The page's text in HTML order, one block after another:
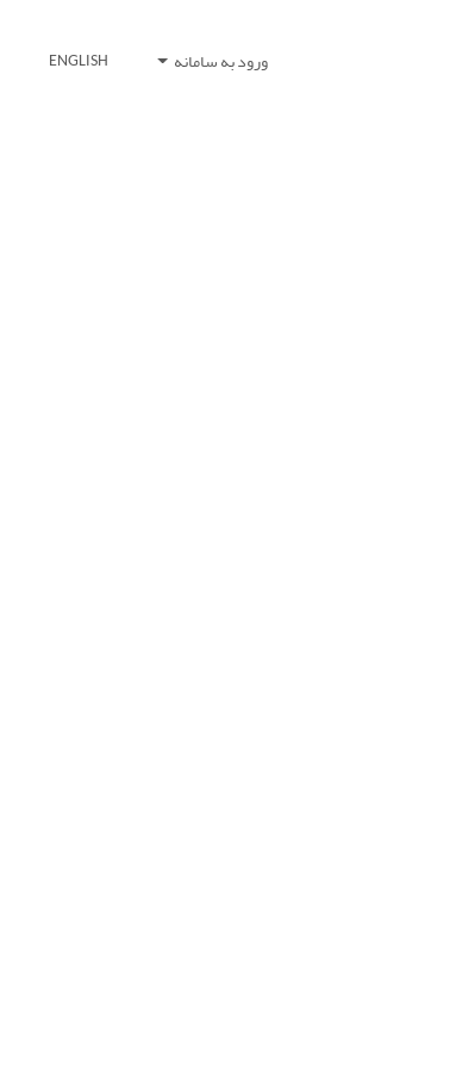
ورود به سامانه ENGLISH